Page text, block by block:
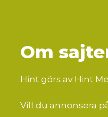
Om
Hint görs av Hint
Vill du annonsera